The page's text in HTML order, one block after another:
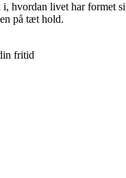
hvordan livet har
på tæt hold.
fritid